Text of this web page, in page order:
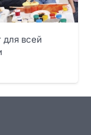
для всей